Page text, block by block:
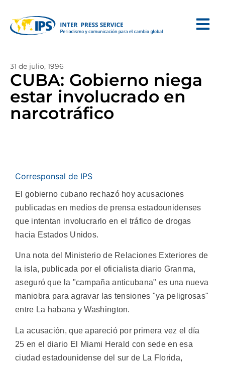
31 de julio, 1996
CUBA: Gobierno niega
estar involucrado en
narcotráfico
Corresponsal de IPS
El gobierno cubano rechazó hoy acusaciones
publicadas en medios de prensa estadounidenses
que intentan involucrarlo en el tráfico de drogas
hacia Estados Unidos.
Una nota del Ministerio de Relaciones Exteriores de
la isla, publicada por el oficialista diario Granma,
aseguró que la "campaña anticubana" es una nueva
maniobra para agravar las tensiones "ya peligrosas"
entre La habana y Washington.
La acusación, que apareció por primera vez el día
25 en el diario El Miami Herald con sede en esa
ciudad estadounidense del sur de La Florida,